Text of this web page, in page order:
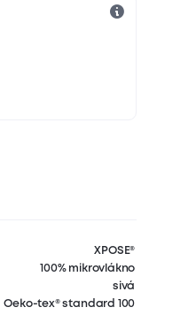
XPOSE®
100% mikrovlákno
sivá
Oeko-tex® standard 100